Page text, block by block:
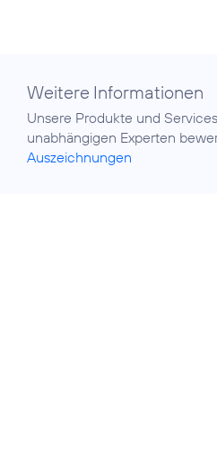
Weitere Informationen
Unsere Produkte und
unabhängigen Experten
Auszeichnungen